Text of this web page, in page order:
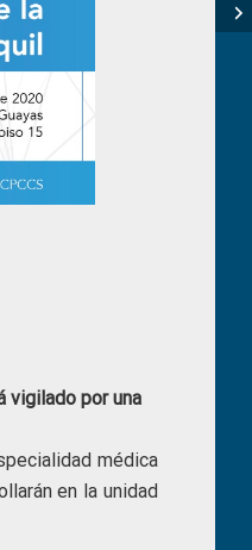
vigilado por una
médica
en la unidad